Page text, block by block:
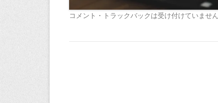
コメント・トラックバックは受け付けていませ